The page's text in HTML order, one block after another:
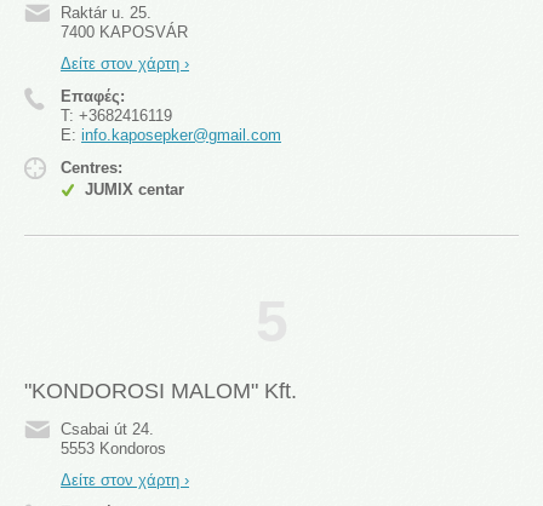
Raktár u. 25.
7400 KAPOSVÁR
Δείτε στον χάρτη ›
Επαφές:
T: +3682416119
E: info.kaposepker@gmail.com
Centres:
JUMIX centar
"KONDOROSI MALOM" Kft.
Csabai út 24.
5553 Kondoros
Δείτε στον χάρτη ›